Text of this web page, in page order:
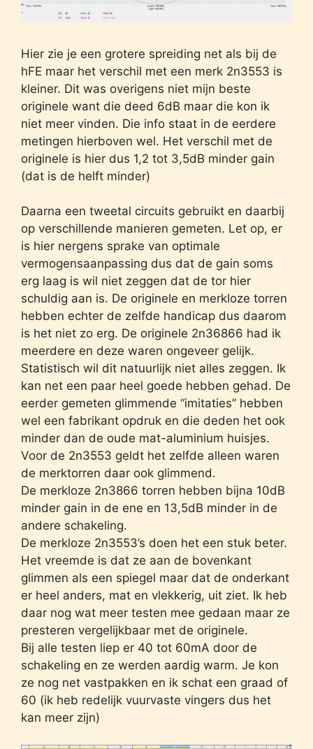
Hier zie je een grotere spreiding net als bij de
hFE maar het verschil met een merk 2n3553 is
kleiner. Dit was overigens niet mijn beste
originele want die deed 6dB maar die kon ik
niet meer vinden. Die info staat in de eerdere
metingen hierboven wel. Het verschil met de
originele is hier dus 1,2 tot 3,5dB minder gain
(dat is de helft minder)
Daarna een tweetal circuits gebruikt en daarbij
op verschillende manieren gemeten. Let op, er
is hier nergens sprake van optimale
vermogensaanpassing dus dat de gain soms
erg laag is wil niet zeggen dat de tor hier
schuldig aan is. De originele en merkloze torren
hebben echter de zelfde handicap dus daarom
is het niet zo erg. De originele 2n36866 had ik
meerdere en deze waren ongeveer gelijk.
Statistisch wil dit natuurlijk niet alles zeggen. Ik
kan net een paar heel goede hebben gehad. De
eerder gemeten glimmende “imitaties” hebben
wel een fabrikant opdruk en die deden het ook
minder dan de oude mat-aluminium huisjes.
Voor de 2n3553 geldt het zelfde alleen waren
de merktorren daar ook glimmend.
De merkloze 2n3866 torren hebben bijna 10dB
minder gain in de ene en 13,5dB minder in de
andere schakeling.
De merkloze 2n3553’s doen het een stuk beter.
Het vreemde is dat ze aan de bovenkant
glimmen als een spiegel maar dat de onderkant
er heel anders, mat en vlekkerig, uit ziet. Ik heb
daar nog wat meer testen mee gedaan maar ze
presteren vergelijkbaar met de originele.
Bij alle testen liep er 40 tot 60mA door de
schakeling en ze werden aardig warm. Je kon
ze nog net vastpakken en ik schat een graad of
60 (ik heb redelijk vuurvaste vingers dus het
kan meer zijn)